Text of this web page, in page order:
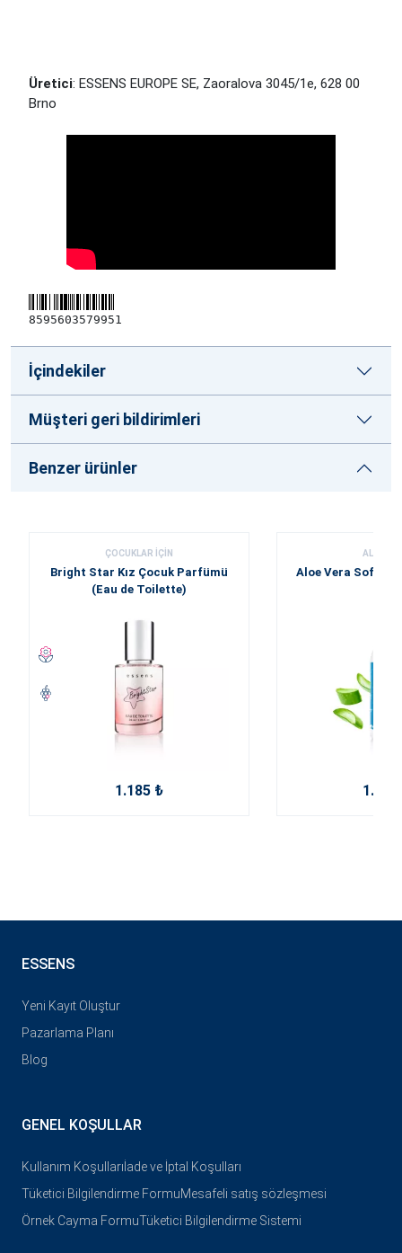
Üretici: ESSENS EUROPE SE, Zaoralova 3045/1e, 628 00
Brno
8595603579951
İçindekiler
Müşteri geri bildirimleri
Benzer ürünler
ÇOCUKLAR IÇIN
Bright Star Kız Çocuk Parfümü
(Eau de Toilette)
1.185 ₺
ALOE
Aloe Vera Soft
1.255
ESSENS
Yeni Kayıt Oluştur
Pazarlama Planı
Blog
GENEL KOŞULLAR
Kullanım Koşulları İade ve İptal Koşulları
Tüketici Bilgilendirme FormuMesafeli satış sözleşmesi
Örnek Cayma FormuTüketici Bilgilendirme Sistemi